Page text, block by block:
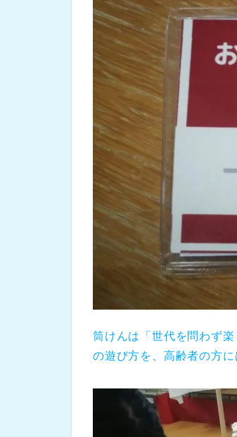
筒けんは「世代を問わず
の遊び方を、高齢者の方